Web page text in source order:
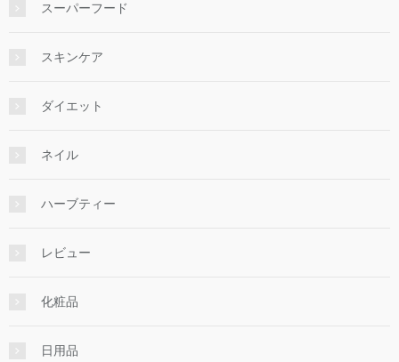
スーパーフード
スキンケア
ダイエット
ネイル
ハーブティー
レビュー
化粧品
日用品